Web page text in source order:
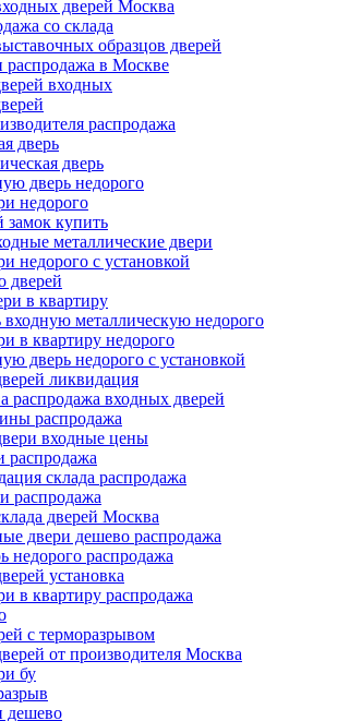
дверей Москва
со склада
образцов дверей
распродажа в Москве
входных
распродажа
дверь
дверь
дверь недорого
недорого
купить
металлические двери
недорого с установкой
дверей
в квартиру
входную металлическую недорого
в квартиру недорого
дверь недорого с установкой
ликвидация
распродажа входных дверей
распродажа
входные цены
распродажа
склада распродажа
распродажа
дверей Москва
двери дешево распродажа
недорого распродажа
установка
в квартиру распродажа
с терморазрывом
от производителя Москва
бу
дешево